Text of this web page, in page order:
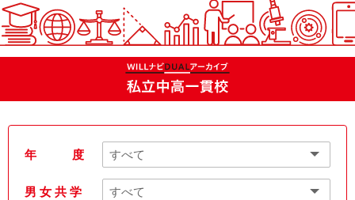
年 度
男 女 共 学